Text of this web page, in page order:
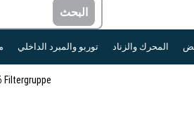
توربو والمبرد الداخلي المحرك والزناد
Filtergruppe